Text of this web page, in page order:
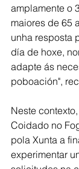
amplamente o
maiores de 65
unha resposta
día de hoxe,
adapte ás
poboación",
Neste
Coidado no
pola Xunta a
experimentar